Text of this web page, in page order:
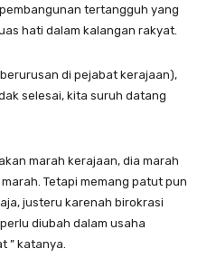
tertangguh yang
hati dalam kalangan rakyat.
di pejabat kerajaan),
selesai, kita suruh datang
marah kerajaan, dia marah
Tetapi memang patut pun
justeru karenah birokrasi
diubah dalam usaha
” katanya.